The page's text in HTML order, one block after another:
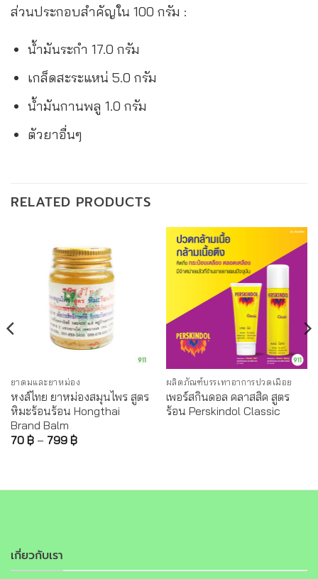
ส่วนประกอบสำคัญใน 100 กรัม :
น้ำมันระกำ 17.0 กรัม
เกล็ดสะระแหน่ 5.0 กรัม
น้ำมันกานพลู 1.0 กรัม
ตัวยาอื่นๆ
RELATED PRODUCTS
ยาดมและยาหม่อง
หงส์ไทย ยาหม่องสมุนไพร สูตร
หิมะร้อนร้อน Hongthai
Brand Balm
70 ฿– 799 ฿
ผลิตภัณฑ์บรรเทาอาการปวดเมื่อย
เพอร์สกินดอล คลาสสิค สูตร
ร้อน Perskindol Classic
เกี่ยวกับเรา